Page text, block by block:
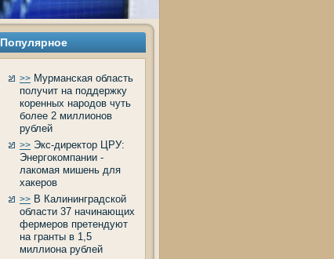
Популярное
>> Мурманская область
получит на поддержку
коренных народов чуть
более 2 миллионов
рублей
>> Экс-директор ЦРУ:
Энергокомпании -
лакомая мишень для
хакеров
>> В Калининградской
области 37 начинающих
фермеров претендуют
на гранты в 1,5
миллиона рублей